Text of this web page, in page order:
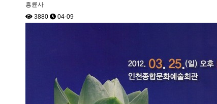
흥륜사
3880
04-09